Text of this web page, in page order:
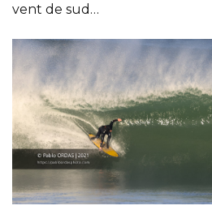
vent de sud…